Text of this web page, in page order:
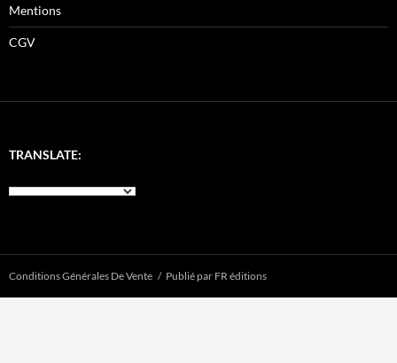
Mentions
CGV
TRANSLATE:
Conditions Générales De Vente Publié par FR éditions